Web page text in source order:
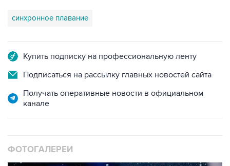
синхронное плавание
Купить подписку на профессиональную ленту
Подписаться на рассылку главных новостей сайта
Получать оперативные новости в официальном
канале
ФОТОГАЛЕРЕИ